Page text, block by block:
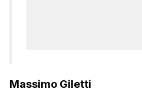
Massimo Giletti